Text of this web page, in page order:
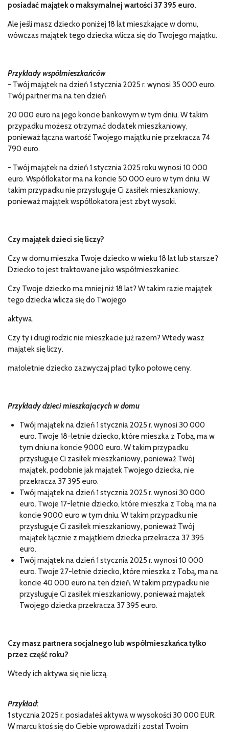
posiadać majątek o maksymalnej wartości 37 395 euro.
Ale jeśli masz dziecko poniżej 18 lat mieszkające w domu,
wówczas majątek tego dziecka wlicza się do Twojego majątku.
Przykłady współmieszkańców
- Twój majątek na dzień 1 stycznia 2025 r. wynosi 35 000 euro.
Twój partner ma na ten dzień
20 000 euro na jego koncie bankowym w tym dniu. W takim
przypadku możesz otrzymać dodatek mieszkaniowy,
ponieważ łączna wartość Twojego majątku nie przekracza 74
790 euro.
- Twój majątek na dzień 1 stycznia 2025 roku wynosi 10 000
euro. Współlokator ma na koncie 50 000 euro w tym dniu. W
takim przypadku nie przysługuje Ci zasiłek mieszkaniowy,
ponieważ majątek współlokatora jest zbyt wysoki.
Czy majątek dzieci się liczy?
Czy w domu mieszka Twoje dziecko w wieku 18 lat lub starsze?
Dziecko to jest traktowane jako współmieszkaniec.
Czy Twoje dziecko ma mniej niż 18 lat? W takim razie majątek
tego dziecka wlicza się do Twojego
aktywa.
Czy ty i drugi rodzic nie mieszkacie już razem? Wtedy wasz
majątek się liczy.
małoletnie dziecko zazwyczaj płaci tylko połowę ceny.
Przykłady dzieci mieszkających w domu
Twój majątek na dzień 1 stycznia 2025 r. wynosi 30 000
euro. Twoje 18-letnie dziecko, które mieszka z Tobą, ma w
tym dniu na koncie 9000 euro. W takim przypadku
przysługuje Ci zasiłek mieszkaniowy, ponieważ Twój
majątek, podobnie jak majątek Twojego dziecka, nie
przekracza 37 395 euro.
Twój majątek na dzień 1 stycznia 2025 r. wynosi 30 000
euro. Twoje 17-letnie dziecko, które mieszka z Tobą, ma na
koncie 9000 euro w tym dniu. W takim przypadku nie
przysługuje Ci zasiłek mieszkaniowy, ponieważ Twój
majątek łącznie z majątkiem dziecka przekracza 37 395
euro.
Twój majątek na dzień 1 stycznia 2025 r. wynosi 10 000
euro. Twoje 27-letnie dziecko, które mieszka z Tobą, ma na
koncie 40 000 euro na ten dzień. W takim przypadku nie
przysługuje Ci zasiłek mieszkaniowy, ponieważ majątek
Twojego dziecka przekracza 37 395 euro.
Czy masz partnera socjalnego lub współmieszkańca tylko
przez część roku?
Wtedy ich aktywa się nie liczą.
Przykład:
1 stycznia 2025 r. posiadałeś aktywa w wysokości 30 000 EUR.
W marcu ktoś się do Ciebie wprowadził i został Twoim